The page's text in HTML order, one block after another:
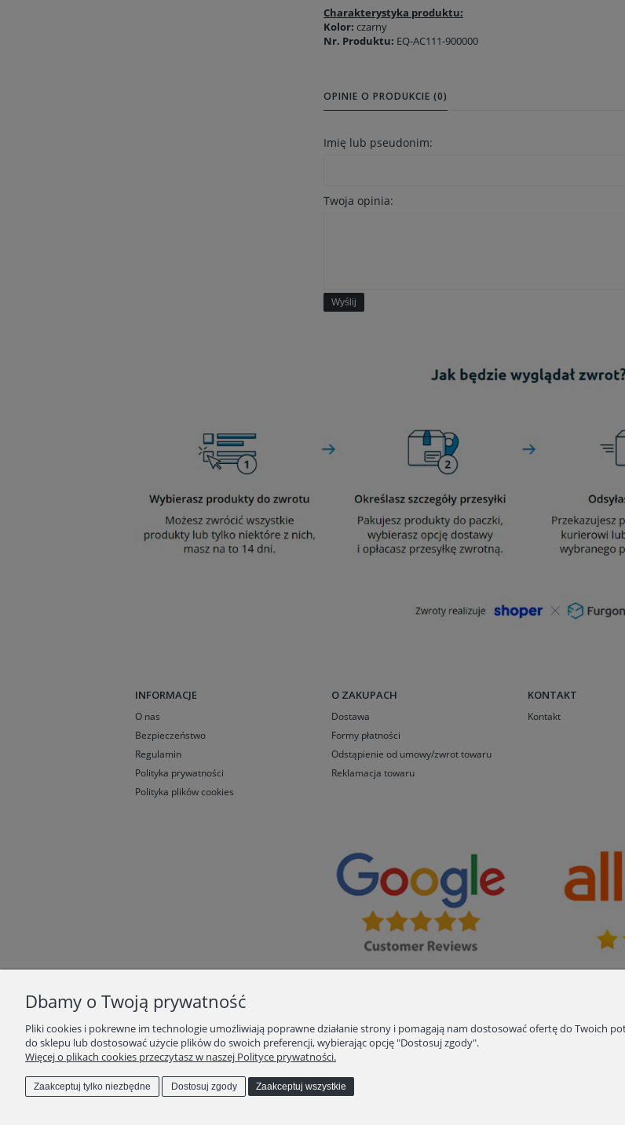
Charakterystyka produktu:
Kolor: czarny
Nr. Produktu: EQ-AC111-900000
OPINIE O PRODUKCIE (0)
Imię lub pseudonim:
Twoja opinia:
Wyślij
INFORMACJE
O nas
Bezpieczeństwo
Regulamin
Polityka prywatności
Polityka plików cookies
O ZAKUPACH
Dostawa
Formy płatności
Odstąpienie od umowy/zwrot towaru
Reklamacja towaru
KONTAKT
Kontakt
Dbamy o Twoją prywatność
Pliki cookies i pokrewne im technologie umożliwiają poprawne działanie strony i pomagają nam dostosować ofertę do Twoich
do sklepu lub dostosować użycie plików do swoich preferencji, wybierając opcję "Dostosuj zgody".
Więcej o plikach cookies przeczytasz w naszej Polityce prywatności.
Zaakceptuj tylko niezbędne Dostosuj zgody Zaakceptuj wszystkie